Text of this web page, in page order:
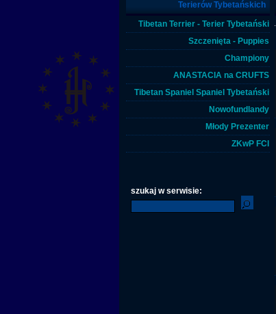
Terierów Tybetańskich
Tibetan Terrier - Terier Tybetański
Szczenięta - Puppies
Championy
ANASTACIA na CRUFTS
Tibetan Spaniel Spaniel Tybetański
Nowofundlandy
Młody Prezenter
ZKwP FCI
szukaj w serwisie: